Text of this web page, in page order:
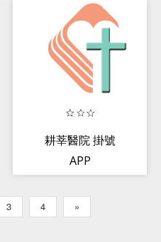
耕莘醫院 掛號
APP
3 4 »